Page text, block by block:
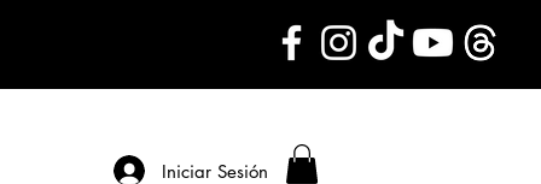
Iniciar Sesión